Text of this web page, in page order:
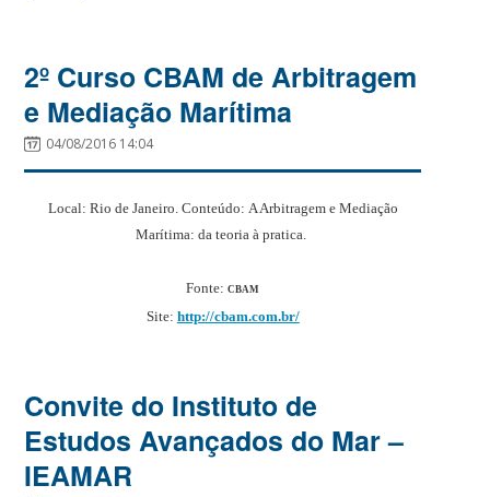
2º Curso CBAM de Arbitragem
e Mediação Marítima
04/08/2016 14:04
Local: Rio de Janeiro. Conteúdo: A Arbitragem e Mediação
Marítima: da teoria à pratica.
Fonte:CBAM
Site: http://cbam.com.br/
Convite do Instituto de
Estudos Avançados do Mar –
IEAMAR